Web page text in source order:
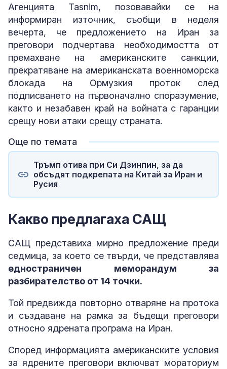
Агенцията Tasnim, позовавайки се на
информиран източник, съобщи в неделя
вечерта, че предложението на Иран за
преговори подчертава необходимостта от
премахване на американските санкции,
прекратяване на американската военноморска
блокада на Ормузкия проток след
подписването на първоначално споразумение,
както и незабавен край на войната с гаранции
срещу нови атаки срещу страната.
Още по темата
Тръмп отива при Си Дзинпин, за да
обсъдят подкрепата на Китай за Иран и
Русия
Какво предлагаха САЩ
САЩ представиха мирно предложение преди
седмица, за което се твърди, че представлява
едностраничен меморандум за
разбирателство от 14 точки.
Той предвижда повторно отваряне на протока
и създаване на рамка за бъдещи преговори
относно ядрената програма на Иран.
Според информацията американските условия
за ядрените преговори включват мораториум